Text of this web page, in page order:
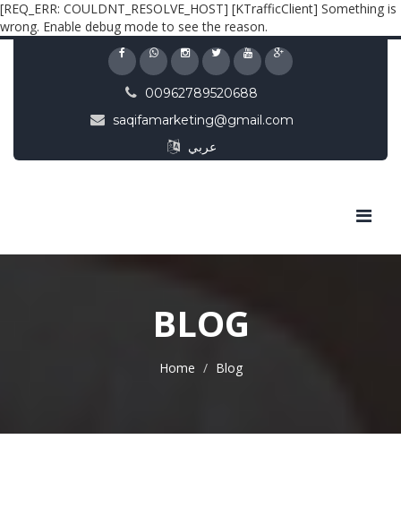
[REQ_ERR: COULDNT_RESOLVE_HOST] [KTrafficClient] Something is
wrong. Enable debug mode to see the reason.
00962789520688
saqifamarketing@gmail.com
عربي
BLOG
Home Blog